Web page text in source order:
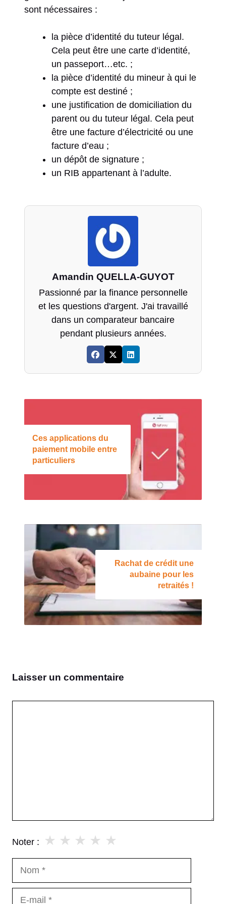
sont nécessaires :
la pièce d’identité du tuteur légal.
Cela peut être une carte d’identité,
un passeport…etc. ;
la pièce d’identité du mineur à qui le
compte est destiné ;
une justification de domiciliation du
parent ou du tuteur légal. Cela peut
être une facture d’électricité ou une
facture d’eau ;
un dépôt de signature ;
un RIB appartenant à l’adulte.
Amandin QUELLA-GUYOT
Passionné par la finance personnelle
et les questions d'argent. J'ai travaillé
dans un comparateur bancaire
pendant plusieurs années.
Ces applications du
paiement mobile entre
particuliers
Rachat de crédit une
aubaine pour les
retraités !
Laisser un commentaire
Noter : ★
★
★
★
★